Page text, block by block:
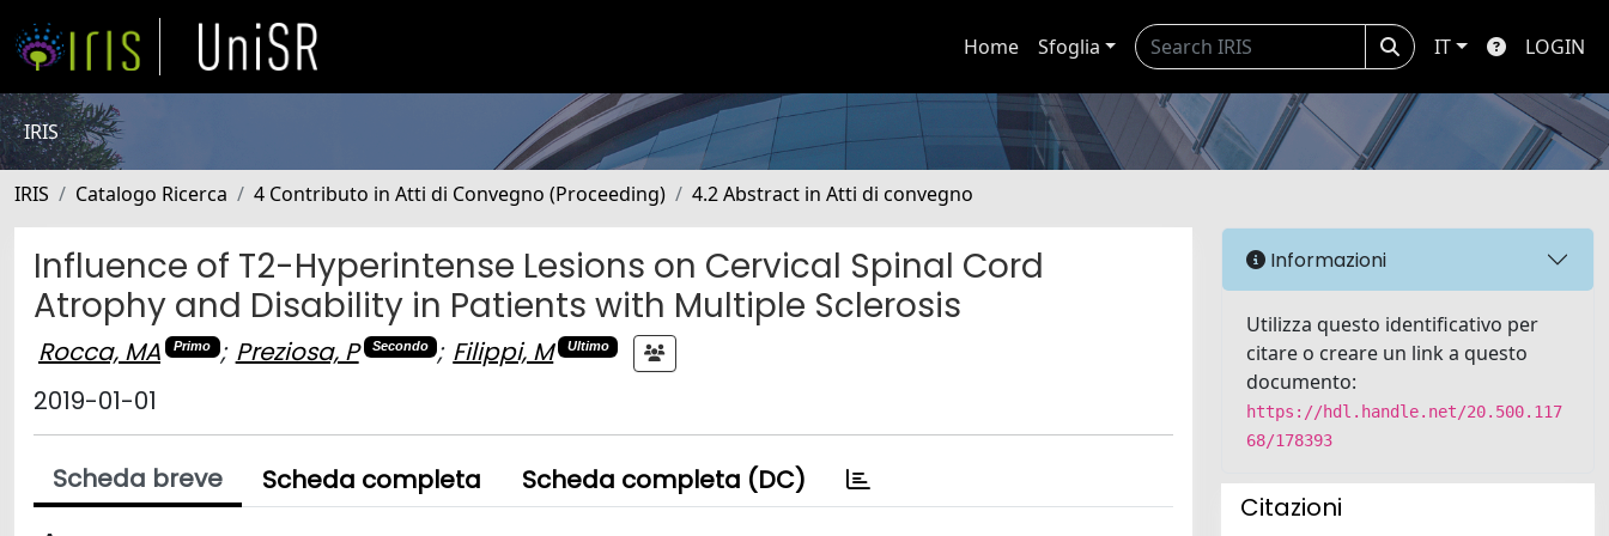
Home Sfoglia IT LOGIN
IRIS
IRIS Catalogo Ricerca 4 Contributo in Atti di Convegno (Proceeding) 4.2 Abstract in Atti di convegno
Influence of T2-Hyperintense Lesions on Cervical Spinal Cord
Atrophy and Disability in Patients with Multiple Sclerosis
Rocca, MA Primo ; Preziosa, P Secondo ; Filippi, M Ultimo
2019-01-01
Scheda breve Scheda completa Scheda completa (DC)
Informazioni
Utilizza questo identificativo per
citare o creare un link a questo
documento:
https://hdl.handle.net/20.500.117
68/178393
Citazioni